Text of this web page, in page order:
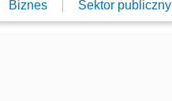
Biznes Sektor publiczny